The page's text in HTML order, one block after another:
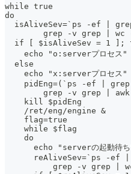
while true
do
isAliveSev=`ps -ef |
grep -v grep | wc
if [ $isAliveSev = 1 ];
    echo "o:serverプロセス"
  else
    echo "x:serverプロセス"
pidEng=(`ps -ef | grep
grep -v grep |
    kill $pidEng
    /ret/eng/engine &
    flag=true
    while $flag
    do
echo "serverの起動待ち
reAliveSev=`ps -ef |
grep -v grep |